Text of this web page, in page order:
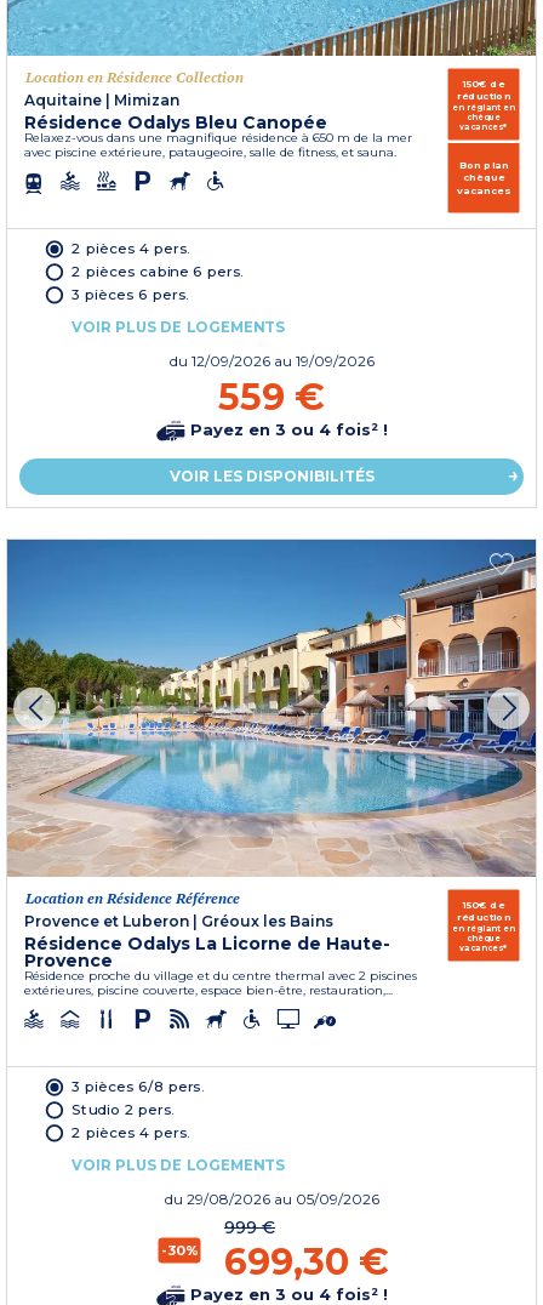
Location en Résidence Collection
Aquitaine
Mimizan
Résidence Odalys Bleu Canopée
Relaxez-vous dans une magnifique résidence à 650 m de la mer
avec piscine extérieure, pataugeoire, salle de fitness, et sauna.
150€ de
réduction
en réglant en
chèque
vacances*
Bon plan
chèque
vacances
2 pièces 4 pers.
2 pièces cabine 6 pers.
3 pièces 6 pers.
VOIR PLUS DE LOGEMENTS
du 12/09/2026 au 19/09/2026
559 €
Payez en 3 ou 4 fois² !
VOIR LES DISPONIBILITÉS
Location en Résidence Référence
Provence et Luberon
Gréoux les Bains
Résidence Odalys La Licorne de Haute-
Provence
Résidence proche du village et du centre thermal avec 2 piscines
extérieures, piscine couverte, espace bien-être, restauration,...
150€ de
réduction
en réglant en
chèque
vacances*
3 pièces 6/8 pers.
Studio 2 pers.
2 pièces 4 pers.
VOIR PLUS DE LOGEMENTS
du 29/08/2026 au 05/09/2026
-30%
999 €
699,30 €
Payez en 3 ou 4 fois² !